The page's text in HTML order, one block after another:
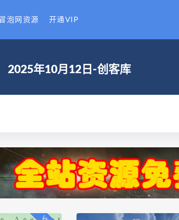
泡网资源 开通VIP
2025年10月12日-创客库